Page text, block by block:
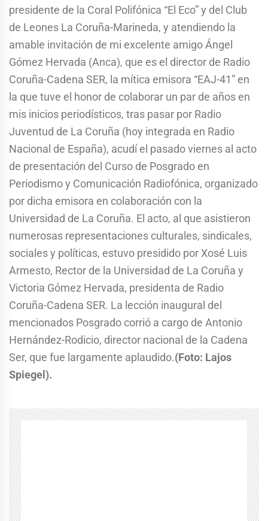
presidente de la Coral Polifónica “El Eco” y del Club
de Leones La Coruña-Marineda, y atendiendo la
amable invitación de mi excelente amigo Ángel
Gómez Hervada (Anca), que es el director de Radio
Coruña-Cadena SER, la mítica emisora “EAJ-41” en
la que tuve el honor de colaborar un par de años en
mis inicios periodísticos, tras pasar por Radio
Juventud de La Coruña (hoy integrada en Radio
Nacional de España), acudí el pasado viernes al acto
de presentación del Curso de Posgrado en
Periodismo y Comunicación Radiofónica, organizado
por dicha emisora en colaboración con la
Universidad de La Coruña. El acto, al que asistieron
numerosas representaciones culturales, sindicales,
sociales y políticas, estuvo presidido por Xosé Luis
Armesto, Rector de la Universidad de La Coruña y
Victoria Gómez Hervada, presidenta de Radio
Coruña-Cadena SER. La lección inaugural del
mencionados Posgrado corrió a cargo de Antonio
Hernández-Rodicio, director nacional de la Cadena
Ser, que fue largamente aplaudido.(Foto: Lajos
Spiegel).